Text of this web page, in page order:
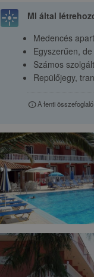
flare MI által
Medencés
Egyszerűen,
Számos
Repülőjegy,
infoA fenti